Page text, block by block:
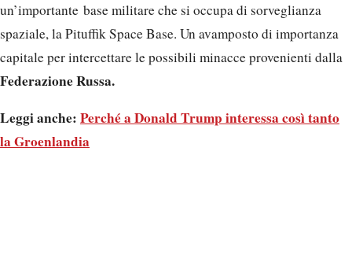
un’importante base militare che si occupa di sorveglianza
spaziale, la Pituffik Space Base. Un avamposto di importanza
capitale per intercettare le possibili minacce provenienti dalla
Federazione Russa.
Leggi anche: Perché a Donald Trump interessa così tanto
la Groenlandia